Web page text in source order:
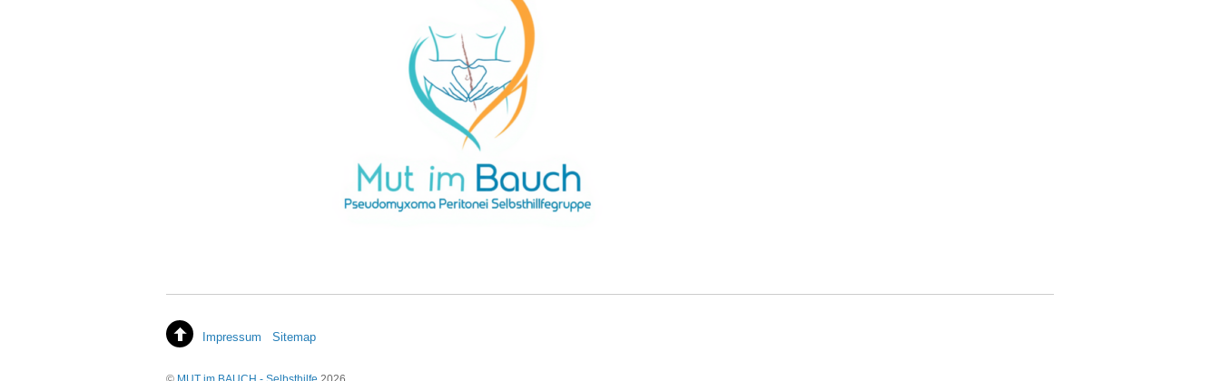
Impressum Sitemap